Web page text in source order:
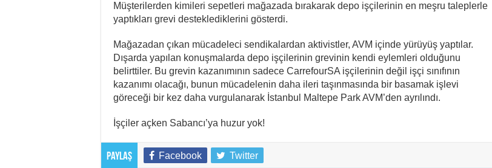
Müşterilerden kimileri sepetleri mağazada bırakarak depo işçilerinin en meşru taleplerle
yaptıkları grevi desteklediklerini gösterdi.
Mağazadan çıkan mücadeleci sendikalardan aktivistler, AVM içinde yürüyüş yaptılar.
Dışarda yapılan konuşmalarda depo işçilerinin grevinin kendi eylemleri olduğunu
belirttiler. Bu grevin kazanımının sadece CarrefourSA işçilerinin değil işçi sınıfının
kazanımı olacağı, bunun mücadelenin daha ileri taşınmasında bir basamak işlevi
göreceği bir kez daha vurgulanarak İstanbul Maltepe Park AVM’den ayrılındı.
İşçiler açken Sabancı’ya huzur yok!
Paylaş Facebook Twitter